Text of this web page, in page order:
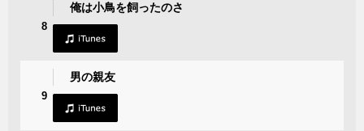
8
俺は小鳥を飼ったのさ
9
男の親友